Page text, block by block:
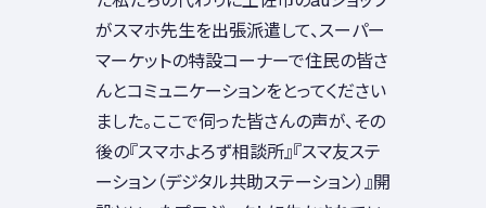
がスマホ先生を出張派遣して、スーパー
マーケットの特設コーナーで住民の皆さ
んとコミュニケーションをとってください
ました。ここで伺った皆さんの声が、その
後の『スマホよろず相談所』『スマ友ステ
ーション（デジタル共助ステーション）』開